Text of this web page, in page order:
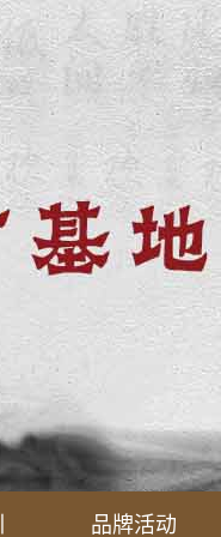
品牌活动